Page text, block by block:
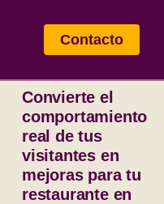
Contacto
Convierte el
comportamiento
real de tus
visitantes en
mejoras para tu
restaurante en